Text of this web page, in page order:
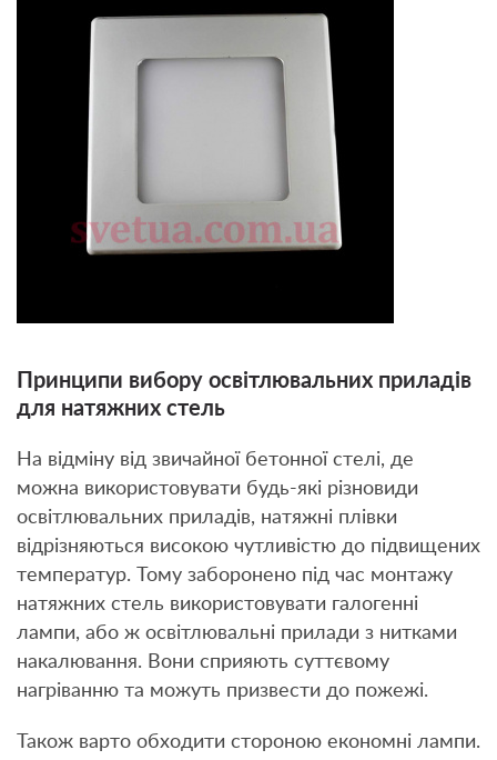
Принципи вибору освітлювальних приладів
для натяжних стель
На відміну від звичайної бетонної стелі, де
можна використовувати будь-які різновиди
освітлювальних приладів, натяжні плівки
відрізняються високою чутливістю до підвищених
температур. Тому заборонено під час монтажу
натяжних стель використовувати галогенні
лампи, або ж освітлювальні прилади з нитками
накалювання. Вони сприяють суттєвому
нагріванню та можуть призвести до пожежі.
Також варто обходити стороною економні лампи.